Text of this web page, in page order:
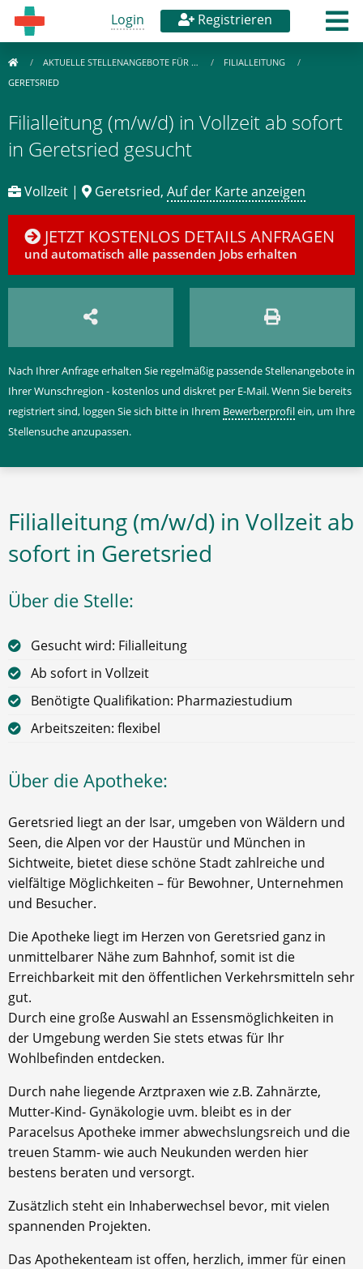
Login Registrieren
AKTUELLE STELLENANGEBOTE FÜR …
FILIALLEITUNG
GERETSRIED
Filialleitung (m/w/d) in Vollzeit ab sofort
in Geretsried gesucht
Vollzeit | Geretsried, Auf der Karte anzeigen
JETZT KOSTENLOS DETAILS ANFRAGEN
und automatisch alle passenden Jobs erhalten
Nach Ihrer Anfrage erhalten Sie regelmäßig passende Stellenangebote in
Ihrer Wunschregion - kostenlos und diskret per E-Mail. Wenn Sie bereits
registriert sind, loggen Sie sich bitte in Ihrem Bewerberprofilein, um Ihre
Stellensuche anzupassen.
Filialleitung (m/w/d) in Vollzeit ab
sofort in Geretsried
Über die Stelle:
Gesucht wird: Filialleitung
Ab sofort in Vollzeit
Benötigte Qualifikation: Pharmaziestudium
Arbeitszeiten: flexibel
Über die Apotheke:
Geretsried liegt an der Isar, umgeben von Wäldern und
Seen, die Alpen vor der Haustür und München in
Sichtweite, bietet diese schöne Stadt zahlreiche und
vielfältige Möglichkeiten – für Bewohner, Unternehmen
und Besucher.
Die Apotheke liegt im Herzen von Geretsried ganz in
unmittelbarer Nähe zum Bahnhof, somit ist die
Erreichbarkeit mit den öffentlichen Verkehrsmitteln sehr
gut.
Durch eine große Auswahl an Essensmöglichkeiten in
der Umgebung werden Sie stets etwas für Ihr
Wohlbefinden entdecken.
Durch nahe liegende Arztpraxen wie z.B. Zahnärzte,
Mutter-Kind- Gynäkologie uvm. bleibt es in der
Paracelsus Apotheke immer abwechslungsreich und die
treuen Stamm- wie auch Neukunden werden hier
bestens beraten und versorgt.
Zusätzlich steht ein Inhaberwechsel bevor, mit vielen
spannenden Projekten.
Das Apothekenteam ist offen, herzlich, immer für einen